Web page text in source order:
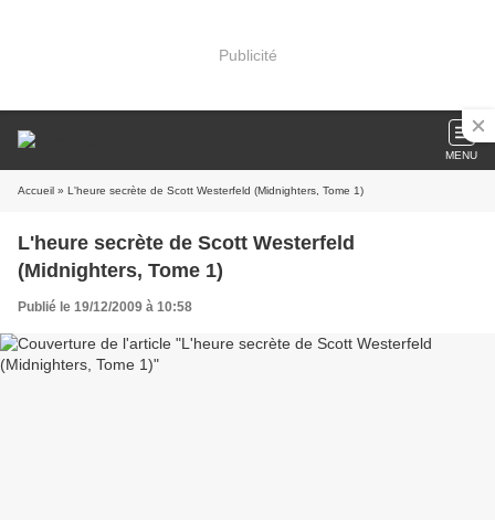
Publicité
MENU
Accueil » L'heure secrète de Scott Westerfeld (Midnighters, Tome 1)
L'heure secrète de Scott Westerfeld
(Midnighters, Tome 1)
Publié le 19/12/2009 à 10:58